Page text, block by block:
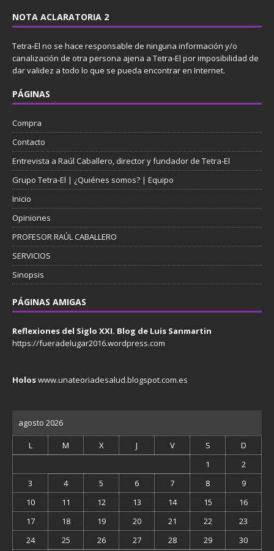
NOTA ACLARATORIA 2
Tetra-El no se hace responsable de ninguna información y/o
canalización de otra persona ajena a Tetra-El por imposibilidad de
dar validez a todo lo que se pueda encontrar en Internet.
PÁGINAS
Compra
Contacto
Entrevista a Raúl Caballero, director y fundador de Tetra-El
Grupo Tetra-El | ¿Quiénes somos? | Equipo
Inicio
Opiniones
PROFESOR RAÚL CABALLERO
SERVICIOS
Sinopsis
PÁGINAS AMIGAS
Reflexiones del Siglo XXI. Blog de Luis Sanmartin
https://fueradelugar2016.wordpress.com
Holoswww.unateoriadesalud.blogspot.com.es
agosto 2026
L M X J V S
D
1
2
3
4 5 6 7 8
9
10
11 12 13 14 15
16
17
18 19 20 21 22
23
24
25 26 27 28 29 30